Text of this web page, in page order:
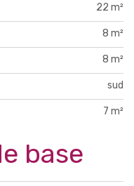
22 m²
8 m²
8 m²
sud
7 m²
base